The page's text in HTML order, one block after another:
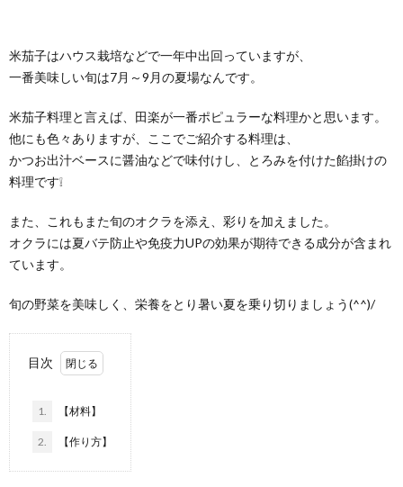
米茄子はハウス栽培などで一年中出回っていますが、
一番美味しい旬は7月～9月の夏場なんです。
米茄子料理と言えば、田楽が一番ポピュラーな料理かと思います。
他にも色々ありますが、ここでご紹介する料理は、
かつお出汁ベースに醤油などで味付けし、とろみを付けた餡掛けの
料理です❕
また、これもまた旬のオクラを添え、彩りを加えました。
オクラには夏バテ防止や免疫力UPの効果が期待できる成分が含まれ
ています。
旬の野菜を美味しく、栄養をとり暑い夏を乗り切りましょう(^^)/
目次
1. 【材料】
2. 【作り方】